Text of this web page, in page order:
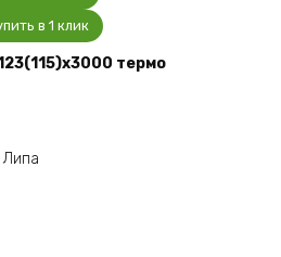
в 1 клик
термо
Липа